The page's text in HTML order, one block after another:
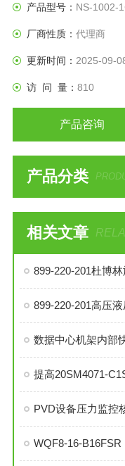
产品型号： NS-1002-
厂商性质： 代理商
更新时间： 2025-09-
访 问 量： 810
产品咨询
产品分类
相关文章
899-220-201高压
数据中心机架内部
PVD设备压力监控